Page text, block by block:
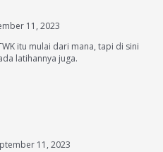
11, 2023
itu mulai dari mana, tapi di sini
latihannya juga.
11, 2023